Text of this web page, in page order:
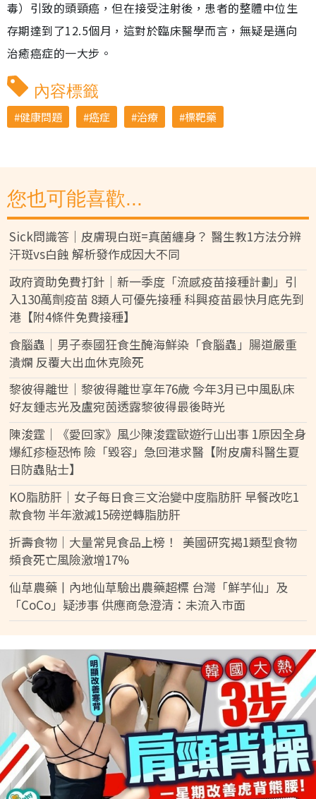
毒）引致的頭頸癌，但在接受注射後，患者的整體中位生
存期達到了12.5個月，這對於臨床醫學而言，無疑是邁向
治癒癌症的一大步。
內容標籤
健康問題 癌症 治療 標靶藥
您也可能喜歡...
Sick問識答｜皮膚現白斑=真菌纏身？ 醫生教1方法分辨
汗斑vs白蝕 解析發作成因大不同
政府資助免費打針｜新一季度「流感疫苗接種計劃」引
入130萬劑疫苗 8類人可優先接種 科興疫苗最快月底先到
港【附4條件免費接種】
食腦蟲｜男子泰國狂食生醃海鮮染「食腦蟲」腸道嚴重
潰爛 反覆大出血休克險死
黎彼得離世｜黎彼得離世享年76歲 今年3月已中風臥床
好友鍾志光及盧宛茵透露黎彼得最後時光
陳浚霆｜《愛回家》風少陳浚霆歐遊行山出事 1原因全身
爆紅疹極恐怖 險「毀容」急回港求醫【附皮膚科醫生夏
日防蟲貼士】
KO脂肪肝｜女子每日食三文治變中度脂肪肝 早餐改吃1
款食物 半年激減15磅逆轉脂肪肝
折壽食物｜大量常見食品上榜！ 美國研究揭1類型食物
頻食死亡風險激增17%
仙草農藥丨內地仙草驗出農藥超標 台灣「鮮芋仙」及
「CoCo」疑涉事 供應商急澄清：未流入市面